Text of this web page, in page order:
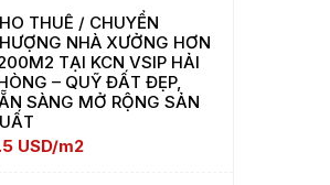
THUÊ / CHUYỂN
NHÀ XƯỞNG HƠN
TẠI KCN VSIP HẢI
– QUỸ ĐẤT ĐẸP,
SÀNG MỞ RỘNG SẢN
USD/m2